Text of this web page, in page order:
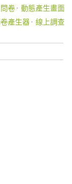
問卷 動態產生畫面
產生器 線上調查